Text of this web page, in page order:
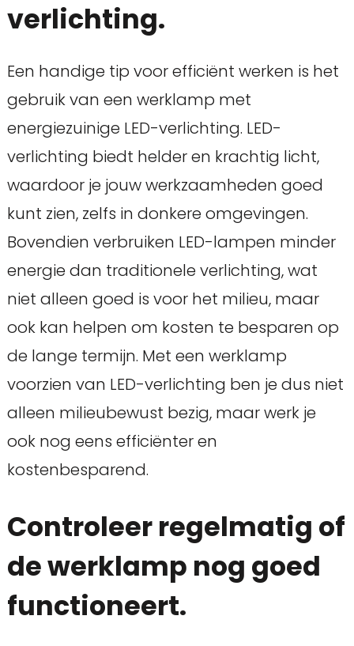
verlichting.
Een handige tip voor efficiënt werken is het
gebruik van een werklamp met
energiezuinige LED-verlichting. LED-
verlichting biedt helder en krachtig licht,
waardoor je jouw werkzaamheden goed
kunt zien, zelfs in donkere omgevingen.
Bovendien verbruiken LED-lampen minder
energie dan traditionele verlichting, wat
niet alleen goed is voor het milieu, maar
ook kan helpen om kosten te besparen op
de lange termijn. Met een werklamp
voorzien van LED-verlichting ben je dus niet
alleen milieubewust bezig, maar werk je
ook nog eens efficiënter en
kostenbesparend.
Controleer regelmatig of
de werklamp nog goed
functioneert.